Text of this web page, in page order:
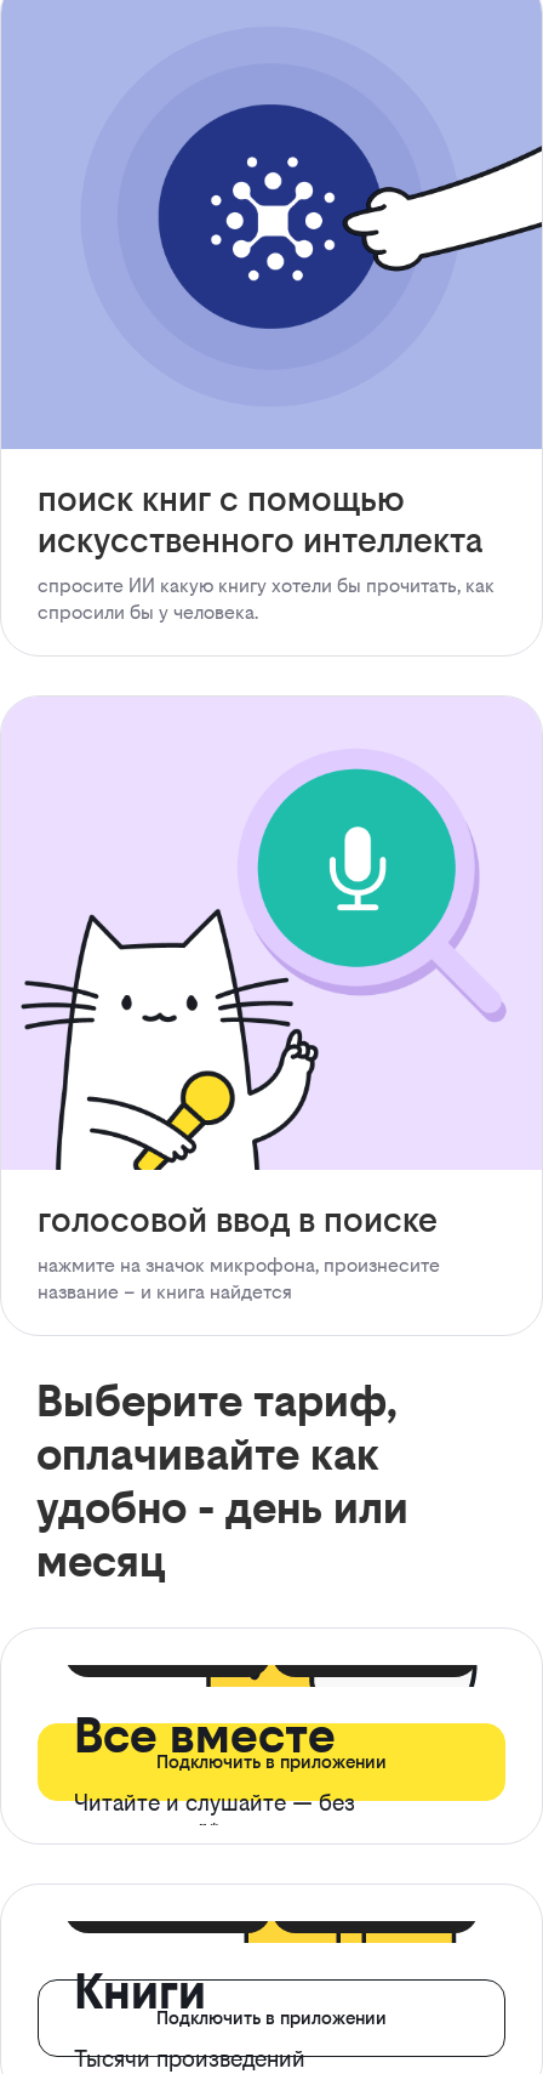
поиск книг с помощью
искусственного интеллекта
спросите ИИ какую книгу хотели бы прочитать, как
спросили бы у человека.
голосовой ввод в поиске
нажмите на значок микрофона, произнесите
название – и книга найдется
Выберите тариф,
оплачивайте как
удобно - день или
месяц
Все вместе
Читайте и слушайте — без
ограничений*
Подключить в приложении
Книги
Тысячи произведений
Подключить в приложении